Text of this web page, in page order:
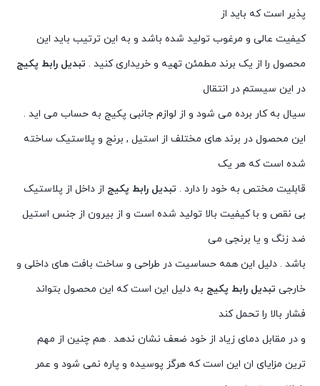
پذیر است که باید از
کیفیت عالی و مرغوب تولید شده باشد و به این ترتیب باید این
محصول را از یک برند مطمئن تهیه و خریداری کنید . تبدیل رابط پکیج
در این سیستم در انتقال
سیال به کار برده می شود و از لوازم جانبی پکیج به حساب می اید .
این محصول در برند های مختلف از استیل , برنج و پلاستیک ساخته
شده است که هر یک
قابلیت مختص به خود را دارد . تبدیل رابط پکیج از داخل از پلاستیک
بی نقص و با کیفیت بالا تولید شده است و از بیرون از جنس استیل
ضد زنگ و یا برنجی می
باشد . دلیل این همه حساسیت در طراحی و ساخت بافت های داخلی و
خارجی تبدیل رابط پکیج به دلیل این است که این محصول بتواند
فشار بالا را تحمل کند
و در مقابل دمای زیاد از خود ضعف نشان ندهد . هم چنین از مهم
ترین مزایای ان این است که هرگز پوسیده و پاره نمی شود و عمر